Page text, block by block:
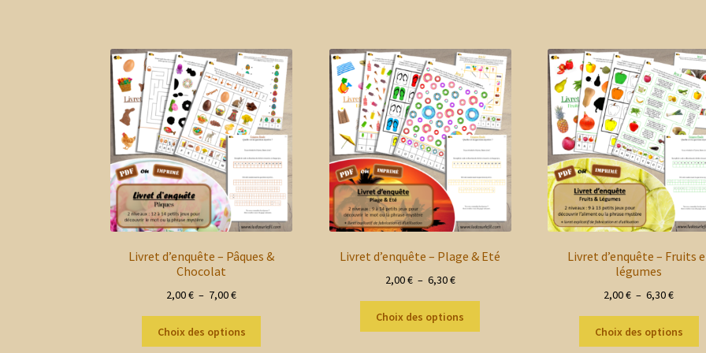
Livret d’enquête – Pâques &
Chocolat
2,00€ – 7,00€Plage
prix :
2,00 €
Choix des options
Livret d’enquête – Plage & Eté
2,00€ – 6,30€Plage
prix :
2,00 €
Choix des options
Livret d’enquête – Fruits
légumes
2,00€ – 6,30€Plage
prix :
2,00 €
Choix des options